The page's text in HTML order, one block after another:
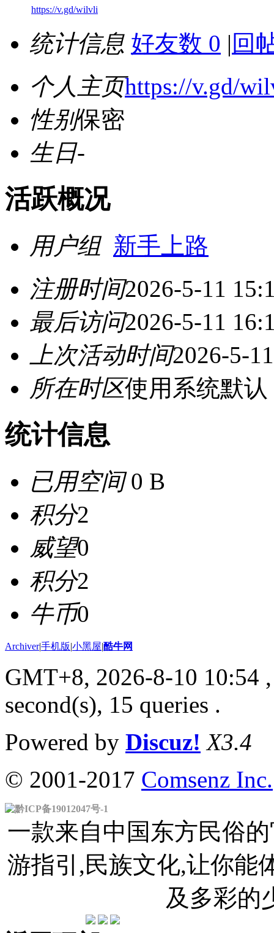
https://v.gd/wilvli
统计信息 好友数 0 | 回
个人主页https://v.gd/
性别保密
生日-
活跃概况
用户组 新手上路
注册时间2026-5-11
最后访问2026-5-11
上次活动时间2026-5-
所在时区使用系统默认
统计信息
已用空间0 B
积分2
威望0
积分2
牛币0
Archiver|手机版|小黑屋|酷牛网
GMT+8, 2026-8-10 10:54
second(s), 15 queries .
Powered by Discuz! X3.4
© 2001-2017 Comsenz Inc.
黔ICP备19012047号-1
一款来自中国东方民俗
游指引,民族文化,让你能
及多彩的